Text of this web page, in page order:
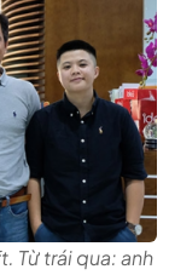
Từ trái qua: anh